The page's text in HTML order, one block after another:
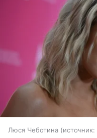
Люся Чеботина источник: